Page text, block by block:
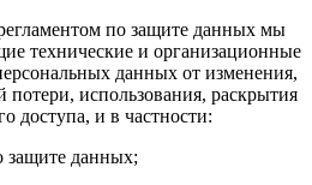
по защите данных мы
технические и организационные
данных от изменения,
потери, использования, раскрытия
доступа, и в частности:
защите данных;